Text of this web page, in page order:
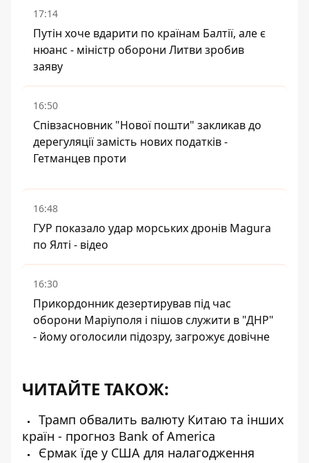
17:14
Путін хоче вдарити по країнам Балтії, але є
нюанс - міністр оборони Литви зробив
заяву
16:50
Співзасновник "Нової пошти" закликав до
дерегуляції замість нових податків -
Гетманцев проти
16:48
ГУР показало удар морських дронів Magura
по Ялті - відео
16:30
Прикордонник дезертирував під час
оборони Маріуполя і пішов служити в "ДНР"
- йому оголосили підозру, загрожує довічне
ЧИТАЙТЕ ТАКОЖ:
Трамп обвалить валюту Китаю та інших
країн - прогноз Bank of America
Єрмак їде у США для налагодження